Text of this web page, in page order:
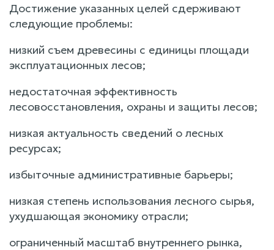
Достижение указанных целей сдерживают
следующие проблемы:
низкий съем древесины с единицы площади
эксплуатационных лесов;
недостаточная эффективность
лесовосстановления, охраны и защиты лесов;
низкая актуальность сведений о лесных
ресурсах;
избыточные административные барьеры;
низкая степень использования лесного сырья,
ухудшающая экономику отрасли;
ограниченный масштаб внутреннего рынка,